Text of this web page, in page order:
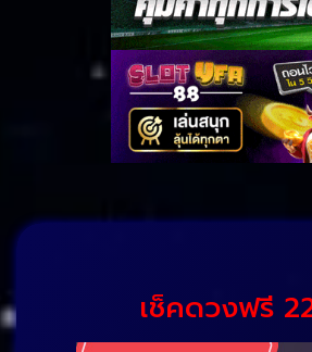
เช็คดวงฟรี